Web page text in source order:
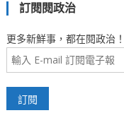
訂閱閱政治
更多新鮮事，都在閱政治